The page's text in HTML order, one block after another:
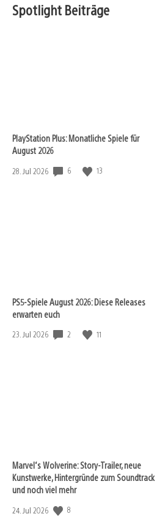
Spotlight Beiträge
PlayStation Plus: Monatliche Spiele für
August 2026
Veröffentlichungsdatum:
28. Jul 2026 6 13
PS5-Spiele August 2026: Diese Releases
erwarten euch
Veröffentlichungsdatum:
23. Jul 2026 2 11
Marvel‘s Wolverine: Story-Trailer, neue
Kunstwerke, Hintergründe zum Soundtrack
und noch viel mehr
Veröffentlichungsdatum:
24. Jul 2026 8